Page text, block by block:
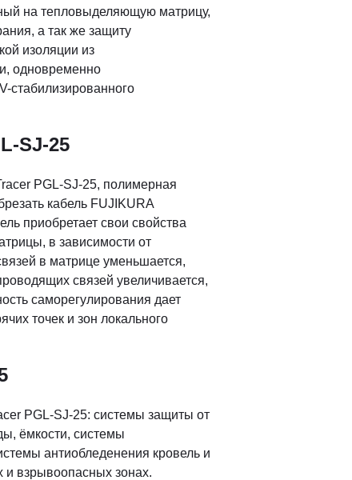
на тепловыделяющую матрицу,
а так же защиту
изоляции из
одновременно
стабилизированного
SJ-25
PGL-SJ-25, полимерная
кабель FUJIKURA
приобретает свои свойства
в зависимости от
в матрице уменьшается,
связей увеличивается,
саморегулирования дает
точек и зон локального
PGL-SJ-25: системы защиты от
ёмкости, системы
антиобледенения кровель и
и взрывоопасных зонах.